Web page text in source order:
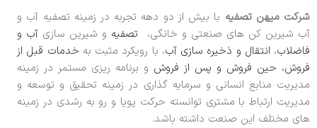
شرکت میهن تصفیه با بیش از دو دهه تجربه در زمینه تصفیه آب و
آب شیرین کن های صنعتی و خانگی،
تصفیه و شیرین سازی آب و
فاضلاب، انتقال و ذخیره سازی آب، با رویکرد مثبت به خدمات قبل از
فروش، حین فروش و پس از فروش و برنامه ریزی مستمر در زمینه
مدیریت منابع انسانی و سرمایه گذاری در زمینه تحقیق و توسعه و
مدیریت ارتباط با مشتری توانسته حرکت پویا و رو به رشدی در زمینه
های مختلف این صنعت داشته باشد.